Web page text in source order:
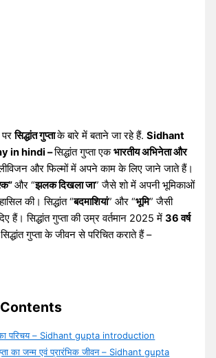
परसिद्धांत गुप्ताके बारे में बताने जा रहे हैं.Sidhant
in hindi –सिद्धांत गुप्ता एकभारतीय अभिनेता और
और फिल्मों में अपने काम के लिए जाने जाते हैं।
और “झलक दिखला जा” जैसे शो में अपनी भूमिकाओं
की। ​​सिद्धांत “बदमाशियां” और “भूमि” जैसी
हैं। सिद्धांत गुप्ता की उम्र वर्तमान 2025 में36 वर्ष
गुप्ता के जीवन से परिचित कराते हैं –
का परिचय – Sidhant gupta introduction
का जन्म एवं प्रारंभिक जीवन – Sidhant gupta